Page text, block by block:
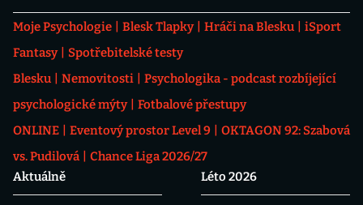
Moje Psychologie Blesk Tlapky Hráči na Blesku
iSport
Fantasy
Spotřebitelské testy
Blesku
Nemovitosti
Psychologika - podcast rozbíjející
psychologické mýty
Fotbalové přestupy
ONLINE
Eventový prostor Level 9
OKTAGON 92: Szabová
vs. Pudilová
Chance Liga 2026/27
Aktuálně
Léto 2026